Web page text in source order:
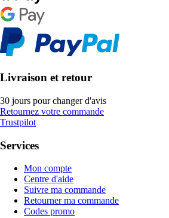
Livraison et retour
30 jours pour changer d'avis
Retournez votre commande
Trustpilot
Services
Mon compte
Centre d'aide
Suivre ma commande
Retourner ma commande
Codes promo